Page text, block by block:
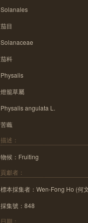
Solanales
茄目
Solanaceae
茄科
Physalis
燈籠草屬
Physalis angulata L.
苦蘵
描述：
物候：Fruiting
貢獻者：
標本採集者：Wen-Fong Ho (何
採集號：848
日期：